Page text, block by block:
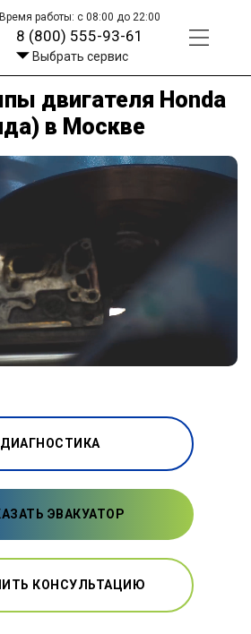
Время работы: с 08:00 до 22:00
8 (800) 555-93-61
Выбрать сервис
двигателя Honda
в Москве
ДИАГНОСТИКА
ЭВАКУАТОР
КОНСУЛЬТАЦИЮ